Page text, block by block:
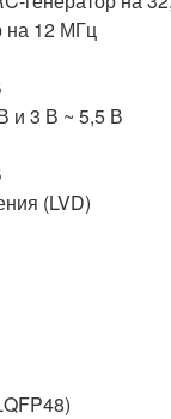
на 12 МГц
и 3 В ~ 5,5 В
(LVD)